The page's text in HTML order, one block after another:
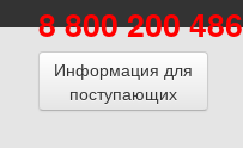
8 800 200
Информация для
поступающих